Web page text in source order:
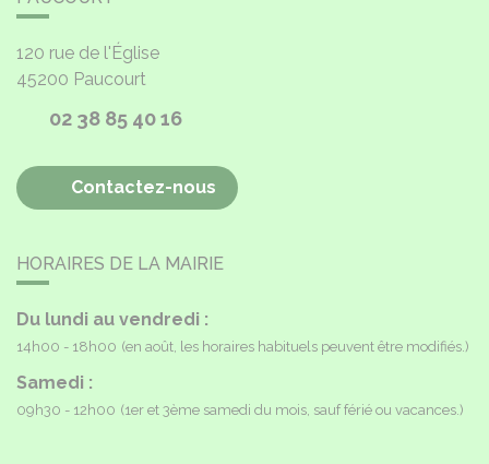
120 rue de l'Église
45200 Paucourt
02 38 85 40 16
Contactez-nous
HORAIRES DE LA MAIRIE
Du lundi au vendredi :
14h00 - 18h00 (en août, les horaires habituels peuvent être modifiés.)
Samedi :
09h30 - 12h00 (1er et 3ème samedi du mois, sauf férié ou vacances.)